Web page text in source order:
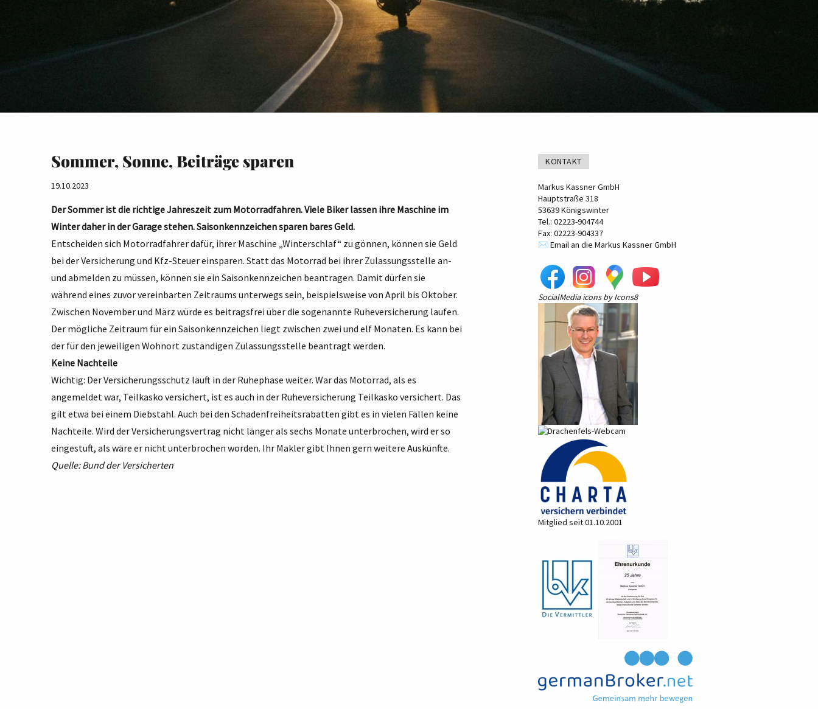
Sommer, Sonne, Beiträge sparen
19.10.2023
Der Sommer ist die richtige Jahreszeit zum Motorradfahren. Viele Biker lassen ihre Maschine im
Winter daher in der Garage stehen. Saisonkennzeichen sparen bares Geld.
Entscheiden sich Motorradfahrer dafür, ihrer Maschine „Winterschlaf“ zu gönnen, können sie Geld
bei der Versicherung und Kfz-Steuer einsparen. Statt das Motorrad bei ihrer Zulassungsstelle an-
und abmelden zu müssen, können sie ein Saisonkennzeichen beantragen. Damit dürfen sie
während eines zuvor vereinbarten Zeitraums unterwegs sein, beispielsweise von April bis Oktober.
Zwischen November und März würde es beitragsfrei über die sogenannte Ruheversicherung laufen.
Der mögliche Zeitraum für ein Saisonkennzeichen liegt zwischen zwei und elf Monaten. Es kann bei
der für den jeweiligen Wohnort zuständigen Zulassungsstelle beantragt werden.
Keine Nachteile
Wichtig: Der Versicherungsschutz läuft in der Ruhephase weiter. War das Motorrad, als es
angemeldet war, Teilkasko versichert, ist es auch in der Ruheversicherung Teilkasko versichert. Das
gilt etwa bei einem Diebstahl. Auch bei den Schadenfreiheitsrabatten gibt es in vielen Fällen keine
Nachteile. Wird der Versicherungsvertrag nicht länger als sechs Monate unterbrochen, wird er so
eingestuft, als wäre er nicht unterbrochen worden. Ihr Makler gibt Ihnen gern weitere Auskünfte.
Quelle: Bund der Versicherten
KONTAKT
Markus Kassner GmbH
Hauptstraße 318
53639 Königswinter
Tel.: 02223-904744
Fax: 02223-904337
✉️ Email an die Markus Kassner GmbH
SocialMediaicons byIcons8
Mitglied seit 01.10.2001